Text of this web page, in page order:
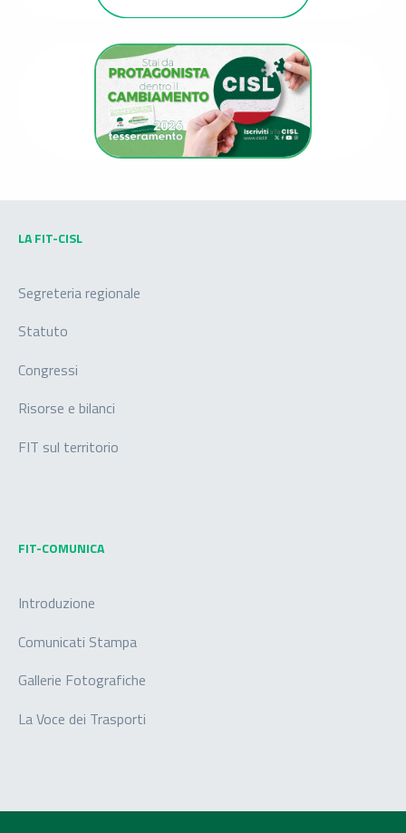
LA FIT-CISL
Segreteria regionale
Statuto
Congressi
Risorse e bilanci
FIT sul territorio
FIT-COMUNICA
Introduzione
Comunicati Stampa
Gallerie Fotografiche
La Voce dei Trasporti